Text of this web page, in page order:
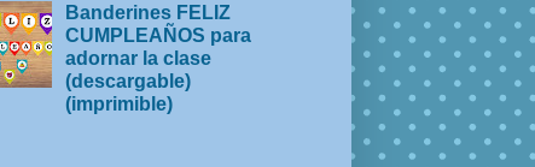
Banderines FELIZ
CUMPLEAÑOS para
adornar la clase
(descargable)
(imprimible)